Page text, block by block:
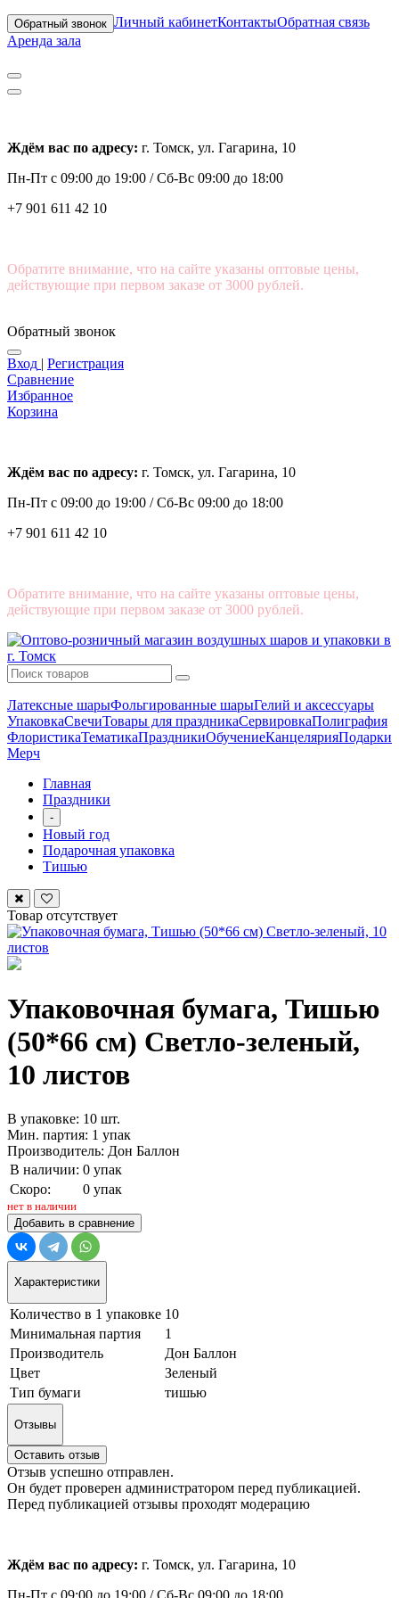
Обратный звонок Личный кабинетКонтактыОбратная связь
Аренда зала
Ждём вас по адресу: г. Томск, ул. Гагарина, 10
Пн-Пт с 09:00 до 19:00 /Сб-Вс 09:00 до 18:00
+7 901 611 42 10
Обратите внимание, что на сайте указаны оптовые цены,
действующие при первом заказе от 3000 рублей.
Обратный звонок
Вход | Регистрация
Сравнение
Избранное
Корзина
Ждём вас по адресу: г. Томск, ул. Гагарина, 10
Пн-Пт с 09:00 до 19:00 /Сб-Вс 09:00 до 18:00
+7 901 611 42 10
Обратите внимание, что на сайте указаны оптовые цены,
действующие при первом заказе от 3000 рублей.
Латексные шарыФольгированные шарыГелий и аксессуары
УпаковкаСвечиТовары для праздникаСервировкаПолиграфия
ФлористикаТематикаПраздникиОбучениеКанцелярияПодарки
Мерч
Главная
Праздники
-
Новый год
Подарочная упаковка
Тишью
Товар отсутствует
Упаковочная бумага, Тишью
(50*66 см) Светло-зеленый,
10 листов
В упаковке: 10 шт.
Мин. партия: 1 упак
Производитель: Дон Баллон
В наличии: 0 упак
Скоро:
0 упак
нет в наличии
Добавить в сравнение
Характеристики
Количество в 1 упаковке 10
Минимальная партия
1
Производитель
Дон Баллон
Цвет
Зеленый
Тип бумаги
тишью
Отзывы
Оставить отзыв
Отзыв успешно отправлен.
Он будет проверен администратором перед публикацией.
Перед публикацией отзывы проходят модерацию
Ждём вас по адресу: г. Томск, ул. Гагарина, 10